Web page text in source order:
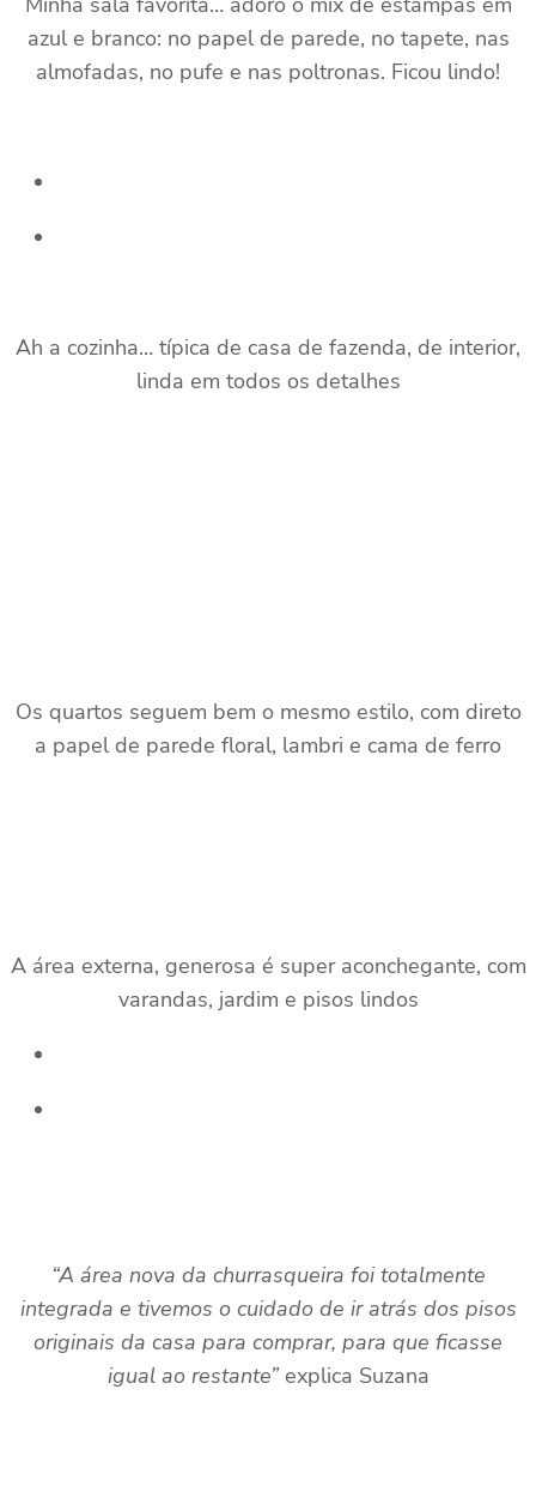
azul e branco: no papel de parede, no tapete, nas
almofadas, no pufe e nas poltronas. Ficou lindo!
Ah a cozinha… típica de casa de fazenda, de interior,
linda em todos os detalhes
Os quartos seguem bem o mesmo estilo, com direto
a papel de parede floral, lambri e cama de ferro
A área externa, generosa é super aconchegante, com
varandas, jardim e pisos lindos
“A área nova da churrasqueira foi totalmente
integrada e tivemos o cuidado de ir atrás dos pisos
originais da casa para comprar, para que ficasse
igual ao restante”explica Suzana